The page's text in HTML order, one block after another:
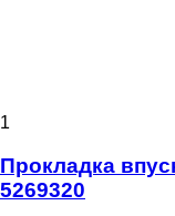
1
Прокладка
5269320